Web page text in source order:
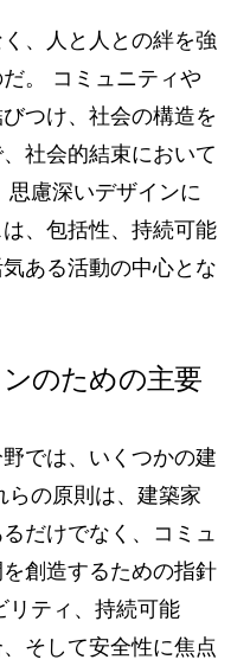
、人と人との絆を強
。 コミュニティや
つけ、社会の構造を
社会的結束において
慮深いデザインに
、包括性、持続可能
ある活動の中心とな
のための主要
では、いくつかの建
らの原則は、建築家
だけでなく、コミュ
創造するための指針
リティ、持続可能
そして安全性に焦点